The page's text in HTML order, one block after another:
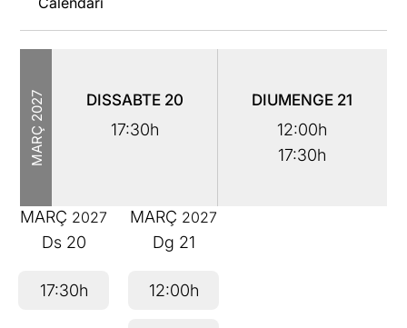
MARÇ
2027 DISSABTE 20
17:30h
DIUMENGE 21
12:00h
17:30h
MARÇ 2027
Ds 20
17:30h
MARÇ 2027
Dg 21
12:00h